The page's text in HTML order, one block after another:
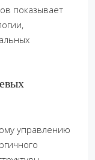
показывает
управлению